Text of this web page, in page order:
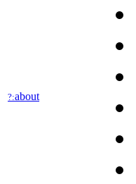
?:about